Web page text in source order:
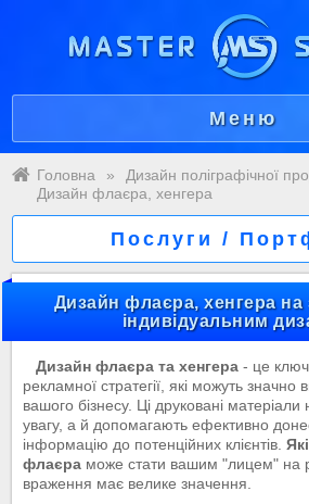
Меню
Головна » Дизайн поліграфічної
Дизайн флаєра, хенгера
Послуги /
Дизайн флаєра, хенгера на
індивідуальним
Дизайн флаєра та хенгера- це
рекламної стратегії, які можуть значно
вашого бізнесу. Ці друковані
увагу, а й допомагають ефективно
інформацію до потенційних клієнтів.
флаєраможе стати вашим "лицем" на
враження має велике значення.